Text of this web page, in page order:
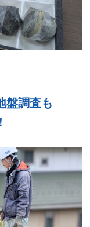
盤調査も